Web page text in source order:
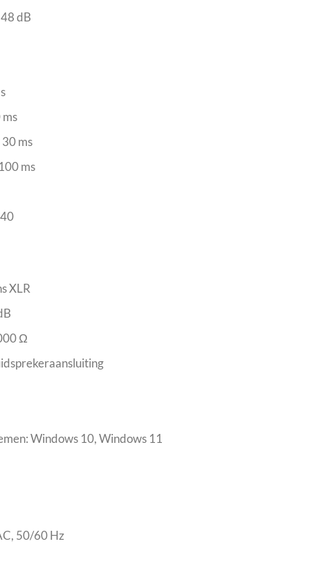
dB
ms
ms
XLR
Ω
Windows 10, Windows 11
50/60 Hz